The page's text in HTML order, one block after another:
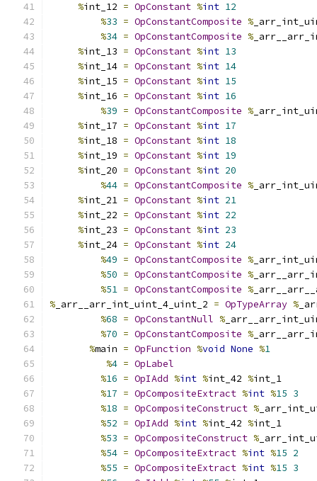
%int_12 = OpConstant %int 12
%33 = OpConstantComposite %
%34 = OpConstantComposite %
%int_13 = OpConstant %int 13
%int_14 = OpConstant %int 14
%int_15 = OpConstant %int 15
%int_16 = OpConstant %int 16
%39 = OpConstantComposite %
%int_17 = OpConstant %int 17
%int_18 = OpConstant %int 18
%int_19 = OpConstant %int 19
%int_20 = OpConstant %int 20
%44 = OpConstantComposite %
%int_21 = OpConstant %int 21
%int_22 = OpConstant %int 22
%int_23 = OpConstant %int 23
%int_24 = OpConstant %int 24
%49 = OpConstantComposite %
%50 = OpConstantComposite %
%51 = OpConstantComposite %
% _arr__arr_int_uint_4_uint_2 = OpTypeArray %
%68 = OpConstantNull %
%70 = OpConstantComposite %
%main = OpFunction %void None %1
%4 = OpLabel
%16 = OpIAdd %int %int_42 %int_1
%17 = OpCompositeExtract %int %15 3
%18 = OpCompositeConstruct %
%52 = OpIAdd %int %int_42 %int_1
%53 = OpCompositeConstruct %
%54 = OpCompositeExtract %int %15 2
%55 = OpCompositeExtract %int %15 3